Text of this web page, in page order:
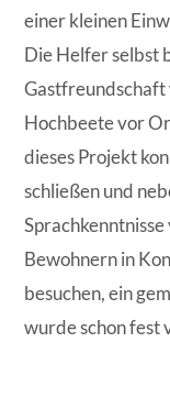
einer kleinen
Die Helfer selbst
Gastfreundschaft
Hochbeete vor
dieses Projekt
schließen und
Bewohnern in
besuchen, ein
wurde schon fest